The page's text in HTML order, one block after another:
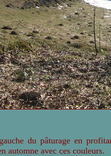
du pâturage en
automne avec ces couleurs.